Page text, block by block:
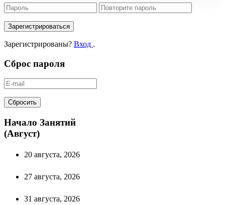
Зарегистрироваться
Зарегистрированы? Вход .
Сброс пароля
Сбросить
Начало Занятий
(Август)
20 августа, 2026
27 августа, 2026
31 августа, 2026